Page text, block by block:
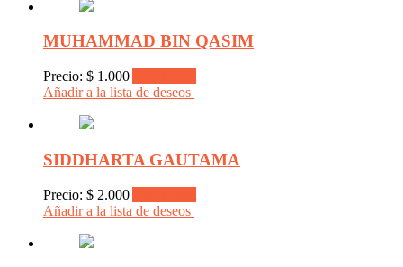
MUHAMMAD BIN QASIM
Precio: $ 1.000
Añadir a la lista de deseos
SIDDHARTA GAUTAMA
Precio: $ 2.000
Añadir a la lista de deseos